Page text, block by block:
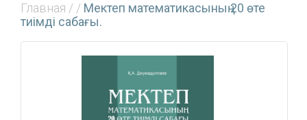
Главная / / Мектеп математикасының 20 өте
тиімді сабағы.